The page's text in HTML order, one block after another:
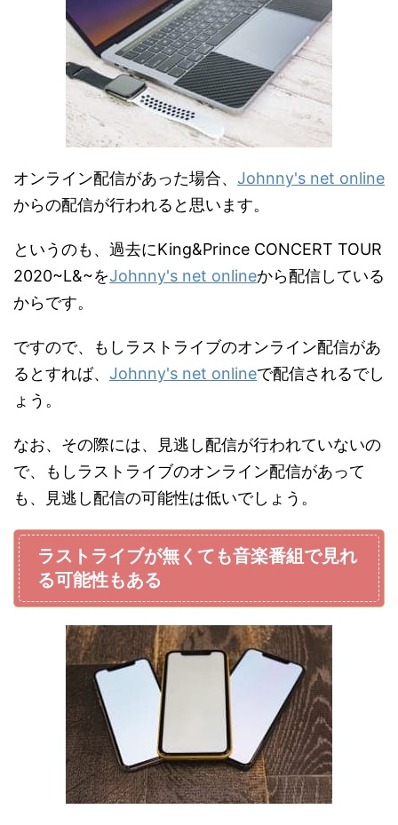
オンライン配信があった場合、 Johnny's net online
からの配信が行われると思います。
というのも、過去にKing&Prince CONCERT TOUR
2020~L&~をJohnny's net onlineから配信している
からです。
ですので、もしラストライブのオンライン配信があ
るとすれば、 Johnny's net onlineで配信されるでし
ょう。
なお、その際には、見逃し配信が行われていないの
で、もしラストライブのオンライン配信があって
も、見逃し配信の可能性は低いでしょう。
ラストライブが無くても音楽番組で見れ
る可能性もある